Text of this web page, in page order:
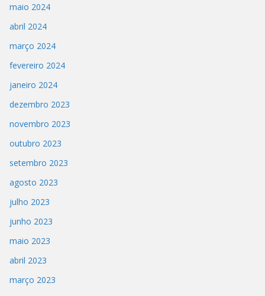
maio 2024
abril 2024
março 2024
fevereiro 2024
janeiro 2024
dezembro 2023
novembro 2023
outubro 2023
setembro 2023
agosto 2023
julho 2023
junho 2023
maio 2023
abril 2023
março 2023